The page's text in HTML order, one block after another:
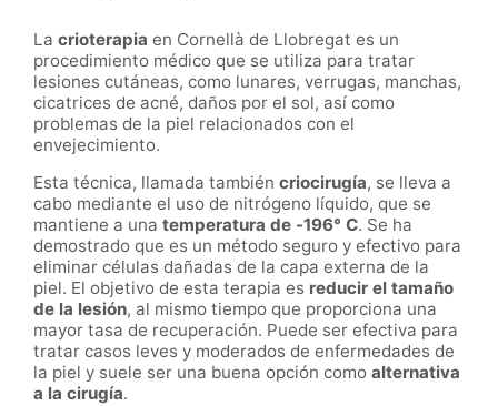
La crioterapia en Cornellà de Llobregat es un
procedimiento médico que se utiliza para tratar
lesiones cutáneas, como lunares, verrugas, manchas,
cicatrices de acné, daños por el sol, así como
problemas de la piel relacionados con el
envejecimiento.
Esta técnica, llamada también criocirugía, se lleva a
cabo mediante el uso de nitrógeno líquido, que se
mantiene a una temperatura de -196° C. Se ha
demostrado que es un método seguro y efectivo para
eliminar células dañadas de la capa externa de la
piel. El objetivo de esta terapia es reducir el tamaño
de la lesión, al mismo tiempo que proporciona una
mayor tasa de recuperación. Puede ser efectiva para
tratar casos leves y moderados de enfermedades de
la piel y suele ser una buena opción como alternativa
a la cirugía.